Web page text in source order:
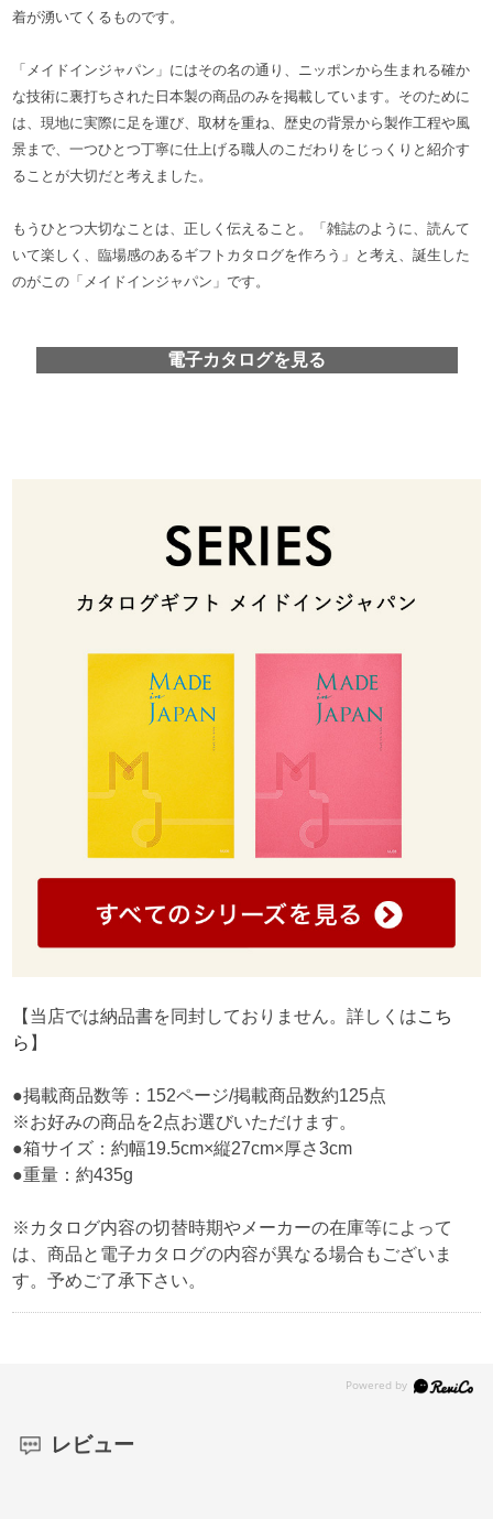
着が湧いてくるものです。
「メイドインジャパン」にはその名の通り、ニッポンから生まれる確か
な技術に裏打ちされた日本製の商品のみを掲載しています。そのために
は、現地に実際に足を運び、取材を重ね、歴史の背景から製作工程や風
景まで、一つひとつ丁寧に仕上げる職人のこだわりをじっくりと紹介す
ることが大切だと考えました。
もうひとつ大切なことは、正しく伝えること。「雑誌のように、読んて
いて楽しく、臨場感のあるギフトカタログを作ろう」と考え、誕生した
のがこの「メイドインジャパン」です。
電子カタログを見る
【当店では納品書を同封しておりません。詳しくはこち
ら 】
●掲載商品数等：152ページ/掲載商品数約125点
※お好みの商品を2点お選びいただけます。
●箱サイズ：約幅19.5cm×縦27cm×厚さ3cm
●重量：約435g
※カタログ内容の切替時期やメーカーの在庫等によって
は、商品と電子カタログの内容が異なる場合もございま
す。予めご了承下さい。
レビュー